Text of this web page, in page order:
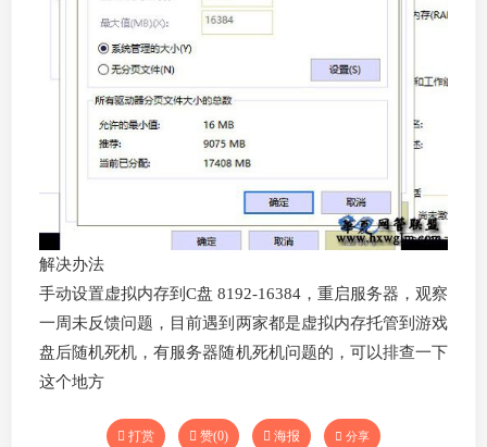
解决办法
手动设置虚拟内存到C盘 8192-16384，重启服务器，观察
一周未反馈问题，目前遇到两家都是虚拟内存托管到游戏
盘后随机死机，有服务器随机死机问题的，可以排查一下
这个地方
打赏 赞(0) 海报 分享